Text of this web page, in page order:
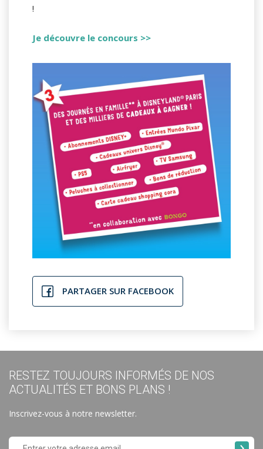
!
Je découvre le concours >>
PARTAGER SUR FACEBOOK
RESTEZ TOUJOURS INFORMÉS DE NOS
ACTUALITÉS ET BONS PLANS !
Inscrivez-vous à notre newsletter.